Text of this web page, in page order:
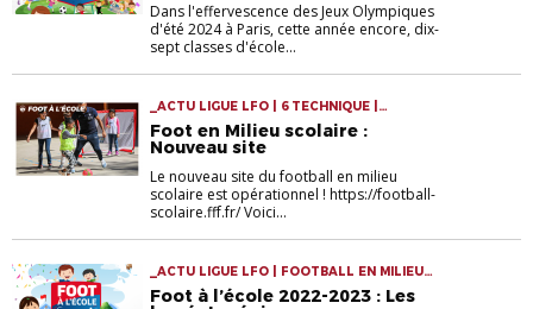
Dans l'effervescence des Jeux Olympiques
d'été 2024 à Paris, cette année encore, dix-
sept classes d'école...
_ACTU LIGUE LFO | 6 TECHNIQUE |
FOOTBALL EN MILIEU SCOLAIRE
Foot en Milieu scolaire :
Nouveau site
Le nouveau site du football en milieu
scolaire est opérationnel ! https://football-
scolaire.fff.fr/ Voici...
_ACTU LIGUE LFO | FOOTBALL EN MILIEU
SCOLAIRE
Foot à l’école 2022-2023 : Les